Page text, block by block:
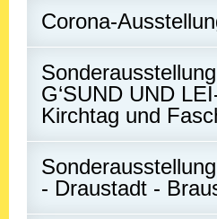
Corona-
G‘SUND UND
Kirchtag und
- Draustadt -